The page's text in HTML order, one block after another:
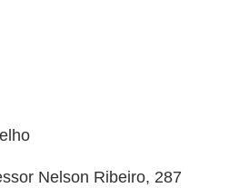
Nelson Ribeiro, 287